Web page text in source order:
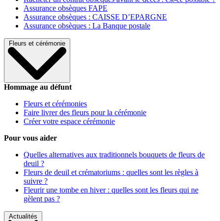
Assurance obsèques FAPE
Assurance obsèques : CAISSE D’EPARGNE
Assurance obsèques : La Banque postale
Fleurs et cérémonie
Hommage au défunt
Fleurs et cérémonies
Faire livrer des fleurs pour la cérémonie
Créer votre espace cérémonie
Pour vous aider
Quelles alternatives aux traditionnels bouquets de fleurs de
deuil ?
Fleurs de deuil et crématoriums : quelles sont les règles à
suivre ?
Fleurir une tombe en hiver : quelles sont les fleurs qui ne
gèlent pas ?
Actualités